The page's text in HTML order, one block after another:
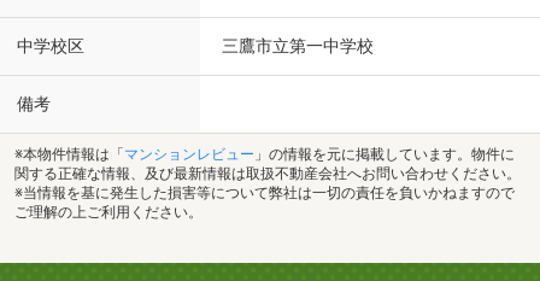
中学校区 三鷹市立第一中学校
備考
※本物件情報は「 マンションレビュー 」の情報を元に掲載しています。物件に
関する正確な情報、及び最新情報は取扱不動産会社へお問い合わせください。
※当情報を基に発生した損害等について弊社は一切の責任を負いかねますので
ご理解の上ご利用ください。